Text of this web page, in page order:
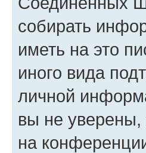
собирать
иметь на это
иного вида
личной
вы не уверены,
на